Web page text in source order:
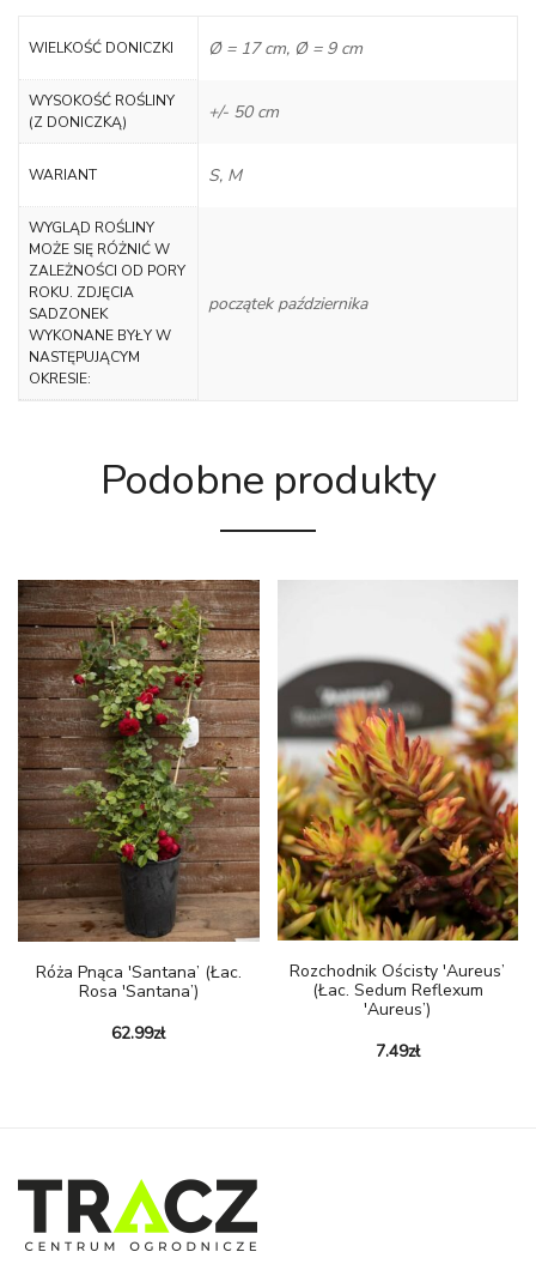
WIELKOŚĆ DONICZKI Ø = 17 cm, Ø = 9 cm
WYSOKOŚĆ ROŚLINY
(Z DONICZKĄ)
+/- 50 cm
WARIANT S, M
WYGLĄD ROŚLINY
MOŻE SIĘ RÓŻNIĆ W
ZALEŻNOŚCI OD PORY
ROKU. ZDJĘCIA
SADZONEK
WYKONANE BYŁY W
NASTĘPUJĄCYM
OKRESIE:
początek października
Podobne produkty
Róża Pnąca 'Santana’ (łac.
Rosa 'Santana’)
62.99zł
Rozchodnik Ościsty 'Aureus’
(łac. Sedum Reflexum
'Aureus’)
7.49zł